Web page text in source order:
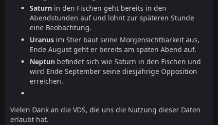
Saturn in den Fischen geht bereits in den
Abendstunden auf und lohnt zur späteren Stunde
eine Beobachtung.
Uranus im Stier baut seine Morgensichtbarkeit aus,
Ende August geht er bereits am späten Abend auf.
Neptun befindet sich wie Saturn in den Fischen und
wird Ende September seine diesjährige Opposition
erreichen.
Vielen Dank an die VDS, die uns die Nutzung dieser Daten
erlaubt hat.